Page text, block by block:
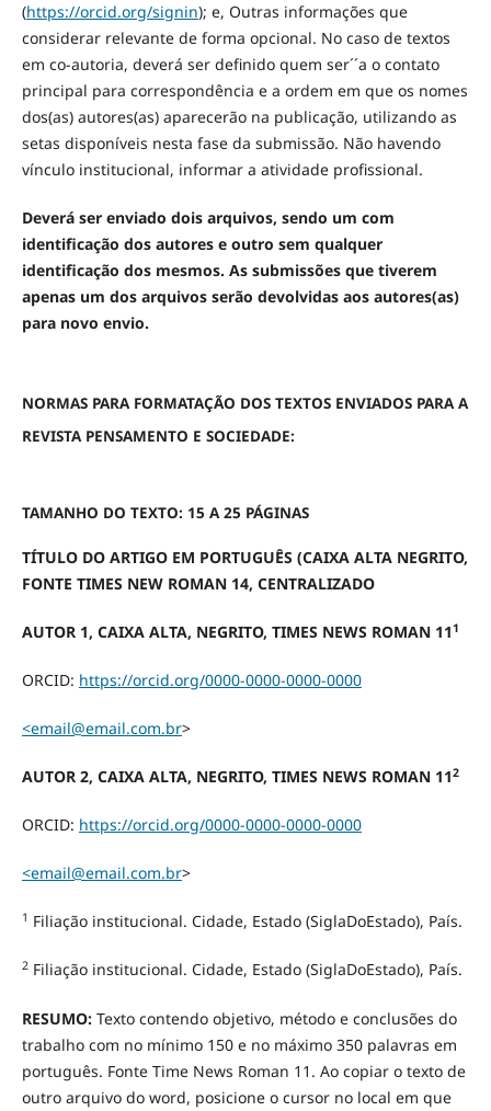
(https://orcid.org/signin); e, Outras informações que
considerar relevante de forma opcional. No caso de textos
em co-autoria, deverá ser definido quem ser´´a o contato
principal para correspondência e a ordem em que os nomes
dos(as) autores(as) aparecerão na publicação, utilizando as
setas disponíveis nesta fase da submissão. Não havendo
vínculo institucional, informar a atividade profissional.
Deverá ser enviado dois arquivos, sendo um com
identificação dos autores e outro sem qualquer
identificação dos mesmos. As submissões que tiverem
apenas um dos arquivos serão devolvidas aos autores(as)
para novo envio.
NORMAS PARA FORMATAÇÃO DOS TEXTOS ENVIADOS PARA A
REVISTA PENSAMENTO E SOCIEDADE:
TAMANHO DO TEXTO: 15 A 25 PÁGINAS
TÍTULO DO ARTIGO EM PORTUGUÊS (CAIXA ALTA NEGRITO,
FONTE TIMES NEW ROMAN 14, CENTRALIZADO
AUTOR 1, CAIXA ALTA, NEGRITO, TIMES NEWS ROMAN 111
ORCID: https://orcid.org/0000-0000-0000-0000
<email@email.com.br>
AUTOR 2, CAIXA ALTA, NEGRITO, TIMES NEWS ROMAN 112
ORCID: https://orcid.org/0000-0000-0000-0000
<email@email.com.br>
1 Filiação institucional. Cidade, Estado (SiglaDoEstado), País.
2Filiação institucional. Cidade, Estado (SiglaDoEstado), País.
RESUMO: Texto contendo objetivo, método e conclusões do
trabalho com no mínimo 150 e no máximo 350 palavras em
português. Fonte Time News Roman 11. Ao copiar o texto de
outro arquivo do word, posicione o cursor no local em que